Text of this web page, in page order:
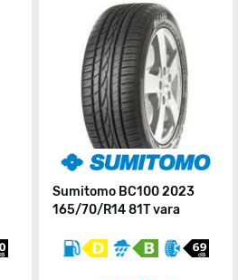
Sumitomo BC100 2023
165/70/R14 81T vara